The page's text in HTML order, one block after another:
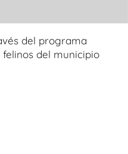
del programa
felinos del municipio